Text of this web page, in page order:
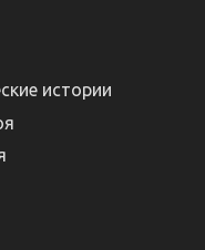
истории